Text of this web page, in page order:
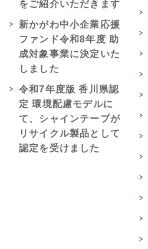
をご紹介いただきます
新かがわ中小企業応援
ファンド令和8年度 助
成対象事業に決定いた
しました
令和7年度版 香川県認
定 環境配慮モデルに
て、シャインテープが
リサイクル製品として
認定を受けました